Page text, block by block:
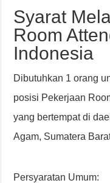
Syarat
Room
Indonesia
Dibutuhkan 1 orang
posisi Pekerjaan
yang bertempat di
Agam, Sumatera
Persyaratan Umum: